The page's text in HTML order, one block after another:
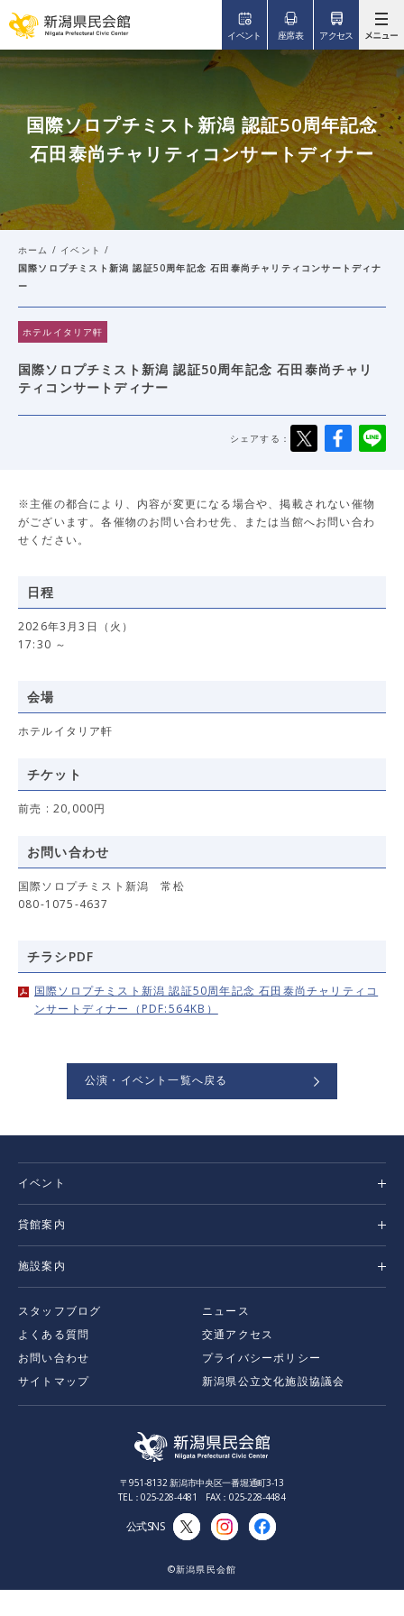
イベント 座席表 アクセス
国際ソロプチミスト新潟 認証50周年記念
石田泰尚チャリティコンサートディナー
ホーム / イベント /
国際ソロプチミスト新潟 認証50周年記念 石田泰尚チャリティコンサートディナ
ー
ホテルイタリア軒
国際ソロプチミスト新潟 認証50周年記念 石田泰尚チャリ
ティコンサートディナー
シェアする：
※主催の都合により、内容が変更になる場合や、掲載されない催物
がございます。各催物のお問い合わせ先、または当館へお問い合わ
せください。
日程
2026年3月3日（火）
17:30 ～
会場
ホテルイタリア軒
チケット
前売 : 20,000円
お問い合わせ
国際ソロプチミスト新潟 常松
080-1075-4637
チラシPDF
国際ソロプチミスト新潟 認証50周年記念 石田泰尚チャリティコ
ンサートディナー（PDF:564KB）
公演・イベント一覧へ戻る
イベント
貸館案内
施設案内
スタッフブログ
ニュース
よくある質問
交通アクセス
お問い合わせ
プライバシーポリシー
サイトマップ
新潟県公立文化施設協議会
〒951-8132 新潟市中央区一番堀通町3-13
TEL：025-228-4481 FAX：025-228-4484
公式SNS
©新潟県民会館